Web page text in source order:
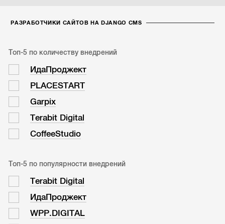
РАЗРАБОТЧИКИ САЙТОВ НА DJANGO CMS
Топ-5 по количеству внедрений
ИдаПроджект
PLACESTART
Garpix
Terabit Digital
CoffeeStudio
Топ-5 по популярности внедрений
Terabit Digital
ИдаПроджект
WPP.DIGITAL